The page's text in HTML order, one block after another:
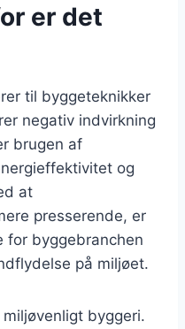
er det
til byggeteknikker
negativ indvirkning
brugen af
og
at
presserende, er
for byggebranchen
på miljøet.
byggeri.